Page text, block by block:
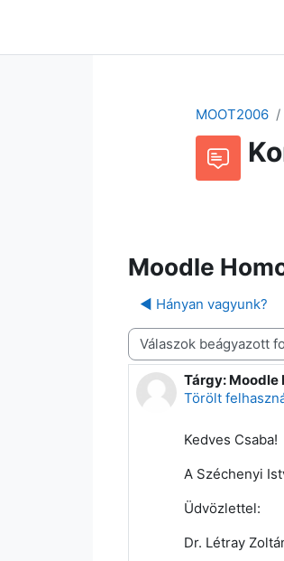
MOOT2006
Moodle
◀︎ Hányan vagyunk?
Megjelenítési mód
Tárgy: Moodle
Törölt
Válaszok szám:
Kedves Csaba!
A Széchenyi
Üdvözlettel:
Dr. Létray